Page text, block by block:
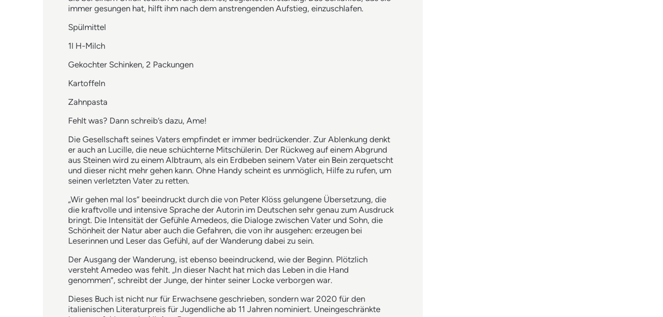
immer gesungen hat, hilft ihm nach dem anstrengenden Aufstieg, einzuschlafen.
Spülmittel
1l H-Milch
Gekochter Schinken, 2 Packungen
Kartoffeln
Zahnpasta
Fehlt was? Dann schreib’s dazu, Ame!
Die Gesellschaft seines Vaters empfindet er immer bedrückender. Zur Ablenkung denkt
er auch an Lucille, die neue schüchterne Mitschülerin. Der Rückweg auf einem Abgrund
aus Steinen wird zu einem Albtraum, als ein Erdbeben seinem Vater ein Bein zerquetscht
und dieser nicht mehr gehen kann. Ohne Handy scheint es unmöglich, Hilfe zu rufen, um
seinen verletzten Vater zu retten.
„Wir gehen mal los“ beeindruckt durch die von Peter Klöss gelungene Übersetzung, die
die kraftvolle und intensive Sprache der Autorin im Deutschen sehr genau zum Ausdruck
bringt. Die Intensität der Gefühle Amedeos, die Dialoge zwischen Vater und Sohn, die
Schönheit der Natur aber auch die Gefahren, die von ihr ausgehen: erzeugen bei
Leserinnen und Leser das Gefühl, auf der Wanderung dabei zu sein.
Der Ausgang der Wanderung, ist ebenso beeindruckend, wie der Beginn. Plötzlich
versteht Amedeo was fehlt. „In dieser Nacht hat mich das Leben in die Hand
genommen“, schreibt der Junge, der hinter seiner Locke verborgen war.
Dieses Buch ist nicht nur für Erwachsene geschrieben, sondern war 2020 für den
italienischen Literaturpreis für Jugendliche ab 11 Jahren nominiert. Uneingeschränkte